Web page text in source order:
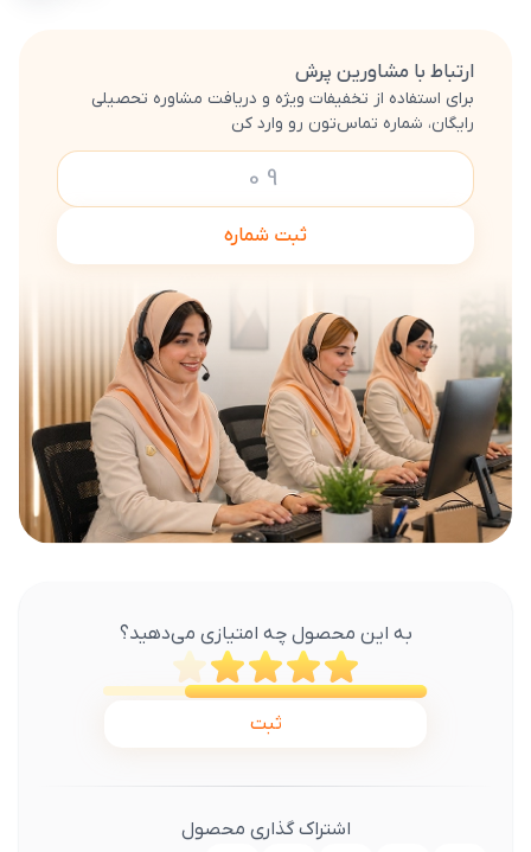
ارتباط با مشاورین پرش
برای استفاده از تخفیفات ویژه و دریافت مشاوره تحصیلی
رایگان، شماره تماس‌تون رو وارد کن
ثبت شماره
به این محصول چه امتیازی می‌دهید؟
ثبت
اشتراک گذاری محصول